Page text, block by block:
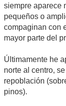
siempre aparece
pequeños o
compaginan con
mayor parte del
Últimamente he
norte al centro,
repoblación
pinos).